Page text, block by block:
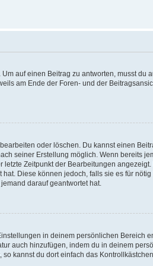
auf einen Beitrag zu antworten, musst du
am Ende der Foren- und der
oder löschen. Du kannst einen
seiner Erstellung möglich. Wenn bereits
Zeitpunkt der Bearbeitungen
Diese können jedoch, falls sie es für
darauf geantwortet hat.
in deinem persönlichen Bereich
auch hinzufügen, indem du in deinem
kannst du dort einfach das